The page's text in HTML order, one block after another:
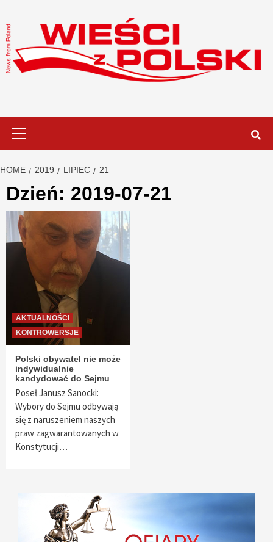
to
content
HOME 2019 LIPIEC 21
Dzień: 2019-07-21
AKTUALNOŚCI
KONTROWERSJE
Polski obywatel nie może
indywidualnie
kandydować do Sejmu
Poseł Janusz Sanocki:
Wybory do Sejmu odbywają
się z naruszeniem naszych
praw zagwarantowanych w
Konstytucji…